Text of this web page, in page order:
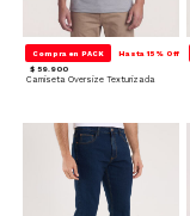
Compra en PACK Hasta 15% Off
$ 59.900
Camiseta Oversize Texturizada